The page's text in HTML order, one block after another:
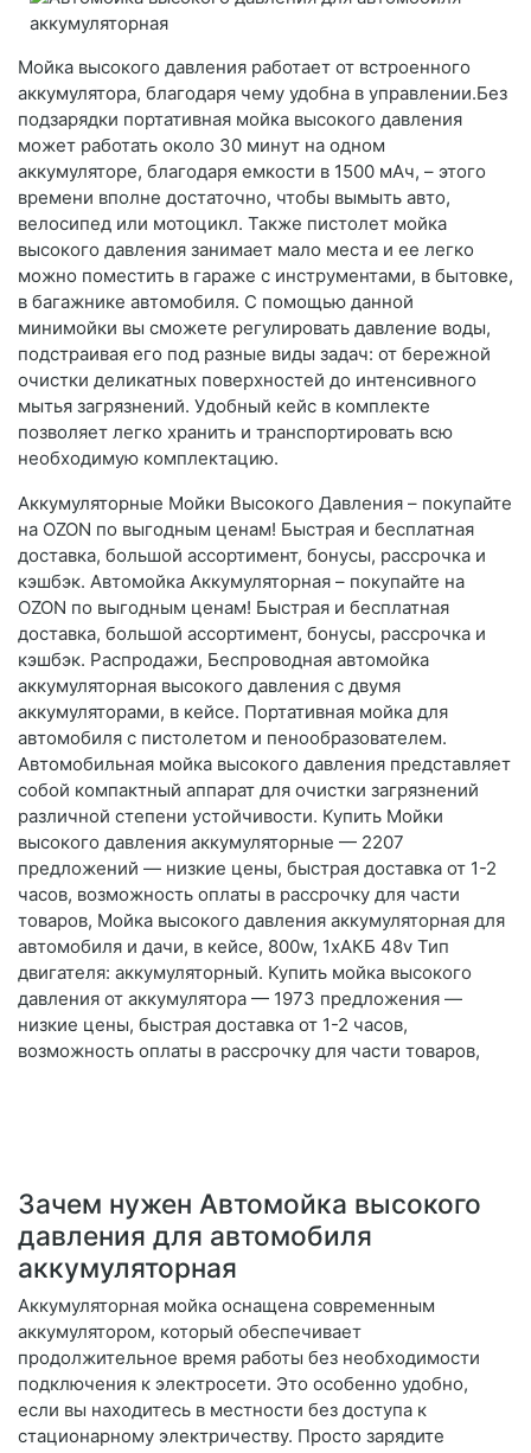
Мойка высокого давления работает от встроенного
аккумулятора, благодаря чему удобна в управлении.Без
подзарядки портативная мойка высокого давления
может работать около 30 минут на одном
аккумуляторе, благодаря емкости в 1500 мАч, – этого
времени вполне достаточно, чтобы вымыть авто,
велосипед или мотоцикл. Также пистолет мойка
высокого давления занимает мало места и ее легко
можно поместить в гараже с инструментами, в бытовке,
в багажнике автомобиля. С помощью данной
минимойки вы сможете регулировать давление воды,
подстраивая его под разные виды задач: от бережной
очистки деликатных поверхностей до интенсивного
мытья загрязнений. Удобный кейс в комплекте
позволяет легко хранить и транспортировать всю
необходимую комплектацию.
Аккумуляторные Мойки Высокого Давления – покупайте
на OZON по выгодным ценам! Быстрая и бесплатная
доставка, большой ассортимент, бонусы, рассрочка и
кэшбэк. Автомойка Аккумуляторная – покупайте на
OZON по выгодным ценам! Быстрая и бесплатная
доставка, большой ассортимент, бонусы, рассрочка и
кэшбэк. Распродажи, Беспроводная автомойка
аккумуляторная высокого давления с двумя
аккумуляторами, в кейсе. Портативная мойка для
автомобиля с пистолетом и пенообразователем.
Автомобильная мойка высокого давления представляет
собой компактный аппарат для очистки загрязнений
различной степени устойчивости. Купить Мойки
высокого давления аккумуляторные — 2207
предложений — низкие цены, быстрая доставка от 1-2
часов, возможность оплаты в рассрочку для части
товаров, Мойка высокого давления аккумуляторная для
автомобиля и дачи, в кейсе, 800w, 1хАКБ 48v Тип
двигателя: аккумуляторный. Купить мойка высокого
давления от аккумулятора — 1973 предложения —
низкие цены, быстрая доставка от 1-2 часов,
возможность оплаты в рассрочку для части товаров,
Зачем нужен Автомойка высокого
давления для автомобиля
аккумуляторная
Аккумуляторная мойка оснащена современным
аккумулятором, который обеспечивает
продолжительное время работы без необходимости
подключения к электросети. Это особенно удобно,
если вы находитесь в местности без доступа к
стационарному электричеству. Просто зарядите